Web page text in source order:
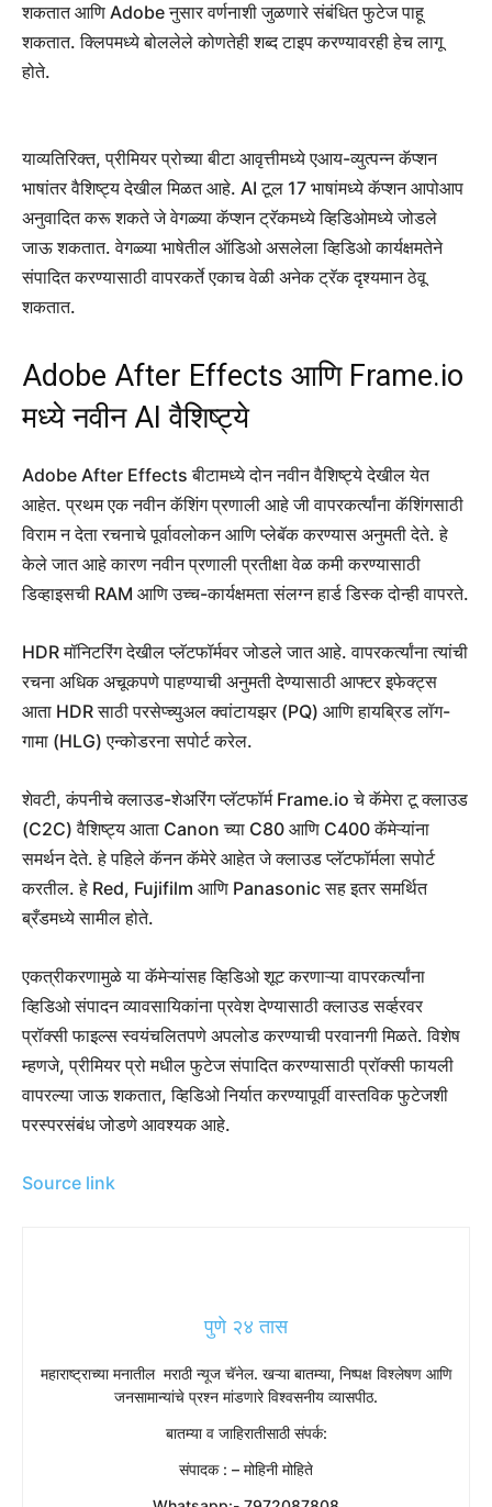
शकतात आणि Adobe नुसार वर्णनाशी जुळणारे संबंधित फुटेज पाहू
शकतात. क्लिपमध्ये बोललेले कोणतेही शब्द टाइप करण्यावरही हेच लागू
होते.
याव्यतिरिक्त, प्रीमियर प्रोच्या बीटा आवृत्तीमध्ये एआय-व्युत्पन्न कॅप्शन
भाषांतर वैशिष्ट्य देखील मिळत आहे. AI टूल 17 भाषांमध्ये कॅप्शन आपोआप
अनुवादित करू शकते जे वेगळ्या कॅप्शन ट्रॅकमध्ये व्हिडिओमध्ये जोडले
जाऊ शकतात. वेगळ्या भाषेतील ऑडिओ असलेला व्हिडिओ कार्यक्षमतेने
संपादित करण्यासाठी वापरकर्ते एकाच वेळी अनेक ट्रॅक दृश्यमान ठेवू
शकतात.
Adobe After Effects आणि Frame.io
मध्ये नवीन AI वैशिष्ट्ये
Adobe After Effects बीटामध्ये दोन नवीन वैशिष्ट्ये देखील येत
आहेत. प्रथम एक नवीन कॅशिंग प्रणाली आहे जी वापरकर्त्यांना कॅशिंगसाठी
विराम न देता रचनाचे पूर्वावलोकन आणि प्लेबॅक करण्यास अनुमती देते. हे
केले जात आहे कारण नवीन प्रणाली प्रतीक्षा वेळ कमी करण्यासाठी
डिव्हाइसची RAM आणि उच्च-कार्यक्षमता संलग्न हार्ड डिस्क दोन्ही वापरते.
HDR मॉनिटरिंग देखील प्लॅटफॉर्मवर जोडले जात आहे. वापरकर्त्यांना त्यांची
रचना अधिक अचूकपणे पाहण्याची अनुमती देण्यासाठी आफ्टर इफेक्ट्स
आता HDR साठी परसेप्च्युअल क्वांटायझर (PQ) आणि हायब्रिड लॉग-
गामा (HLG) एन्कोडरना सपोर्ट करेल.
शेवटी, कंपनीचे क्लाउड-शेअरिंग प्लॅटफॉर्म Frame.io चे कॅमेरा टू क्लाउड
(C2C) वैशिष्ट्य आता Canon च्या C80 आणि C400 कॅमेऱ्यांना
समर्थन देते. हे पहिले कॅनन कॅमेरे आहेत जे क्लाउड प्लॅटफॉर्मला सपोर्ट
करतील. हे Red, Fujifilm आणि Panasonic सह इतर समर्थित
ब्रँडमध्ये सामील होते.
एकत्रीकरणामुळे या कॅमेऱ्यांसह व्हिडिओ शूट करणाऱ्या वापरकर्त्यांना
व्हिडिओ संपादन व्यावसायिकांना प्रवेश देण्यासाठी क्लाउड सर्व्हरवर
प्रॉक्सी फाइल्स स्वयंचलितपणे अपलोड करण्याची परवानगी मिळते. विशेष
म्हणजे, प्रीमियर प्रो मधील फुटेज संपादित करण्यासाठी प्रॉक्सी फायली
वापरल्या जाऊ शकतात, व्हिडिओ निर्यात करण्यापूर्वी वास्तविक फुटेजशी
परस्परसंबंध जोडणे आवश्यक आहे.
Source link
पुणे २४ तास
महाराष्ट्राच्या मनातील मराठी न्यूज चॅनेल. खऱ्या बातम्या, निष्पक्ष विश्लेषण आणि
जनसामान्यांचे प्रश्न मांडणारे विश्वसनीय व्यासपीठ.
बातम्या व जाहिरातीसाठी संपर्क:
संपादक : – मोहिनी मोहिते